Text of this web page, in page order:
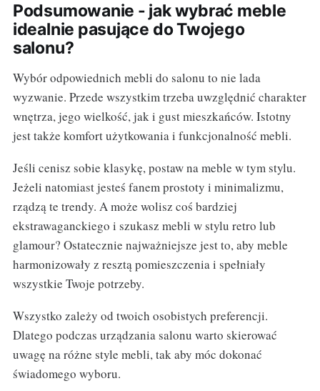
Podsumowanie - jak wybrać meble
idealnie pasujące do Twojego
salonu?
Wybór odpowiednich mebli do salonu to nie lada
wyzwanie. Przede wszystkim trzeba uwzględnić charakter
wnętrza, jego wielkość, jak i gust mieszkańców. Istotny
jest także komfort użytkowania i funkcjonalność mebli.
Jeśli cenisz sobie klasykę, postaw na meble w tym stylu.
Jeżeli natomiast jesteś fanem prostoty i minimalizmu,
rządzą te trendy. A może wolisz coś bardziej
ekstrawaganckiego i szukasz mebli w stylu retro lub
glamour? Ostatecznie najważniejsze jest to, aby meble
harmonizowały z resztą pomieszczenia i spełniały
wszystkie Twoje potrzeby.
Wszystko zależy od twoich osobistych preferencji.
Dlatego podczas urządzania salonu warto skierować
uwagę na różne style mebli, tak aby móc dokonać
świadomego wyboru.